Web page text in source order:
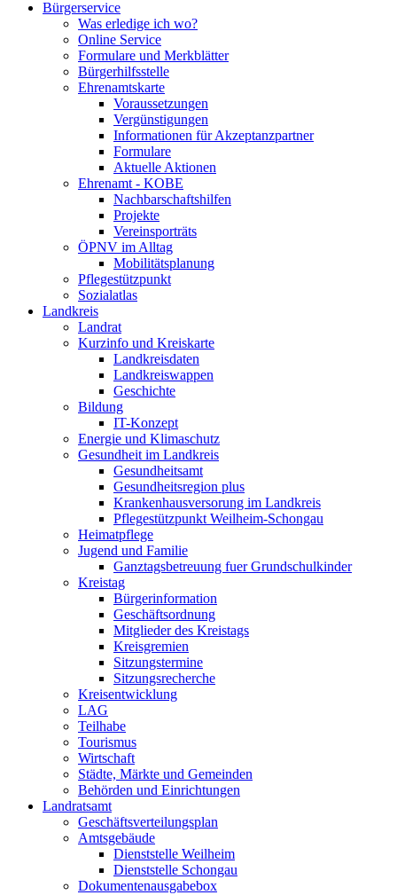
Bürgerservice
Was erledige ich wo?
Online Service
Formulare und Merkblätter
Bürgerhilfsstelle
Ehrenamtskarte
Voraussetzungen
Vergünstigungen
Informationen für Akzeptanzpartner
Formulare
Aktuelle Aktionen
Ehrenamt - KOBE
Nachbarschaftshilfen
Projekte
Vereinsporträts
ÖPNV im Alltag
Mobilitätsplanung
Pflegestützpunkt
Sozialatlas
Landkreis
Landrat
Kurzinfo und Kreiskarte
Landkreisdaten
Landkreiswappen
Geschichte
Bildung
IT-Konzept
Energie und Klimaschutz
Gesundheit im Landkreis
Gesundheitsamt
Gesundheitsregion plus
Krankenhausversorung im Landkreis
Pflegestützpunkt Weilheim-Schongau
Heimatpflege
Jugend und Familie
Ganztagsbetreuung fuer Grundschulkinder
Kreistag
Bürgerinformation
Geschäftsordnung
Mitglieder des Kreistags
Kreisgremien
Sitzungstermine
Sitzungsrecherche
Kreisentwicklung
LAG
Teilhabe
Tourismus
Wirtschaft
Städte, Märkte und Gemeinden
Behörden und Einrichtungen
Landratsamt
Geschäftsverteilungsplan
Amtsgebäude
Dienststelle Weilheim
Dienststelle Schongau
Dokumentenausgabebox